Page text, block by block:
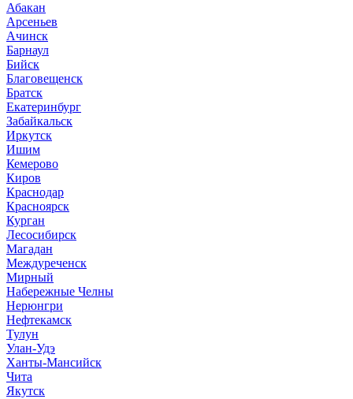
Абакан
Арсеньев
Ачинск
Барнаул
Бийск
Благовещенск
Братск
Екатеринбург
Забайкальск
Иркутск
Ишим
Кемерово
Киров
Краснодар
Красноярск
Курган
Лесосибирск
Магадан
Междуреченск
Мирный
Набережные Челны
Нерюнгри
Нефтекамск
Тулун
Улан-Удэ
Ханты-Мансийск
Чита
Якутск